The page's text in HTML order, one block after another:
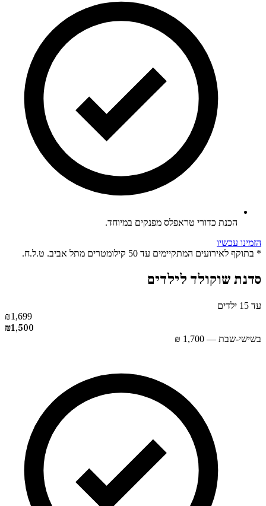
הכנת כדורי טראפלס מפנקים במיוחד.
הזמינו עכשיו
* בתוקף לאירועים המתקיימים עד 50 קילומטרים מתל אביב. ט.ל.ח.
סדנת שוקולד לילדים
עד 15 ילדים
₪1,699
₪1,500
בשישי-שבת — 1,700 ₪